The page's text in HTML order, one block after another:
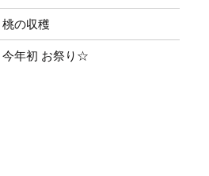
桃の収穫
今年初 お祭り☆